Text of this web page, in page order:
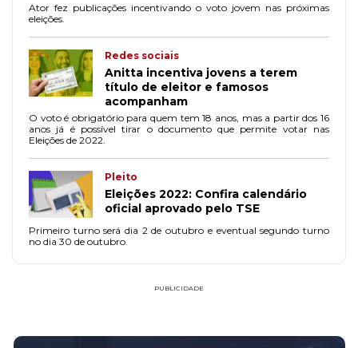
Ator fez publicações incentivando o voto jovem nas próximas
eleições.
Redes sociais
Anitta incentiva jovens a terem
título de eleitor e famosos
acompanham
O voto é obrigatório para quem tem 18 anos, mas a partir dos 16
anos já é possível tirar o documento que permite votar nas
Eleições de 2022.
Pleito
Eleições 2022: Confira calendário
oficial aprovado pelo TSE
Primeiro turno será dia 2 de outubro e eventual segundo turno
no dia 30 de outubro.
PUBLICIDADE